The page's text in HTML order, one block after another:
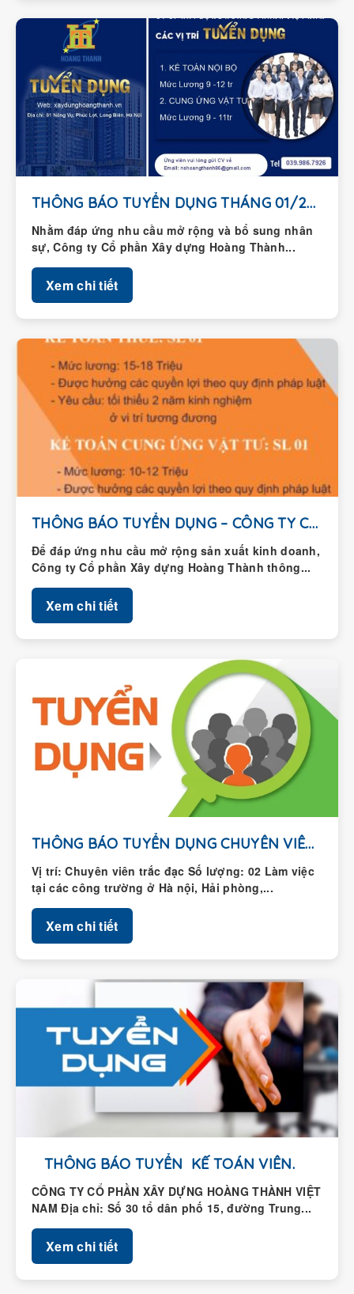
THÔNG BÁO TUYỂN DỤNG THÁNG 01/2026
Nhằm đáp ứng nhu cầu mở rộng và bổ sung nhân
sự, Công ty Cổ phần Xây dựng Hoàng Thành...
Xem chi tiết
THÔNG BÁO TUYỂN DỤNG – CÔNG TY CỔ...
Để đáp ứng nhu cầu mở rộng sản xuất kinh doanh,
Công ty Cổ phần Xây dựng Hoàng Thành thông...
Xem chi tiết
THÔNG BÁO TUYỂN DỤNG CHUYÊN VIÊN TRẮC ĐẠC
Vị trí: Chuyên viên trắc đạc Số lượng: 02 Làm việc
tại các công trường ở Hà nội, Hải phòng,...
Xem chi tiết
THÔNG BÁO TUYỂN KẾ TOÁN VIÊN.
CÔNG TY CỔ PHẦN XÂY DỰNG HOÀNG THÀNH VIỆT
NAM Địa chỉ: Số 30 tổ dân phố 15, đường Trung...
Xem chi tiết